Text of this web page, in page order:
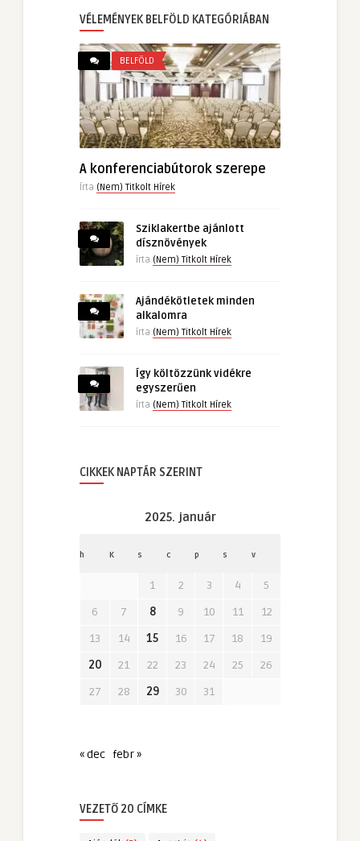
VÉLEMÉNYEK BELFÖLD KATEGÓRIÁBAN
BELFÖLD
A konferenciabútorok szerepe
Írta (Nem) Titkolt Hírek
Sziklakertbe ajánlott
dísznövények
írta (Nem) Titkolt Hírek
Ajándékötletek minden
alkalomra
írta (Nem) Titkolt Hírek
Így költözzünk vidékre
egyszerűen
írta (Nem) Titkolt Hírek
CIKKEK NAPTÁR SZERINT
2025. január
h K s c p s v
1 2 3 4
5
6
7 8 9 10 11
12
13
14 15 16 17 18
19
20
21 22 23 24 25
26
27
28 29 30 31
« dec febr »
VEZETŐ 20 CÍMKE